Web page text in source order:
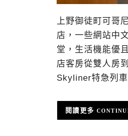
上野御徒町可哥
店，一些網站中
堂，生活機能優
店客房從雙人房
Skyliner特急列